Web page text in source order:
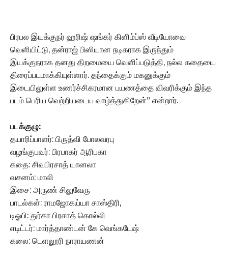
பிரபல இயக்குநர் ஹரிஷ் ஷங்கர் கிளிம்ப்ஸ் வீடியோவை
வெளியிட்டு, தன்ராஜ் பிஸியான நடிகராக இருந்தும்
இயக்குநராக தனது திறமையை வெளிப்படுத்தி, நல்ல கதையை
திரைப்படமாக்கியுள்ளார். தந்தைக்கும் மகனுக்கும்
இடையிலுள்ள உணர்ச்சிகரமான பயணத்தை விவரிக்கும் இந்த
படம் பெரிய வெற்றியடைய வாழ்த்துகிறேன்” என்றார்.
படக்குழு:
தயாரிப்பாளர்: பிருத்வி போலவரபு
வழங்குபவர்: பிரபாகர் ஆரிபகா
கதை: சிவபிரசாத் யானலா
வசனம்: மாலி
இசை: அருண் சிலுவேரு
பாடல்கள்: ராமஜோகய்யா சாஸ்திரி,
டிஓபி: துர்கா பிரசாத் கொல்லி
எடிட்டர்: மார்த்தாண்டன் கே வெங்கடேஷ்
கலை: டெளலூரி நாராயணன்